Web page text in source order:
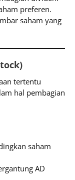
preferen.
saham yang
tertentu
hal pembagian
saham
AD